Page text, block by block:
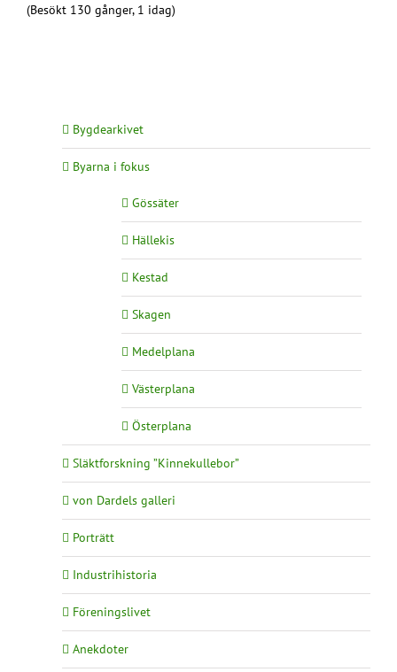
(Besökt 130 gånger, 1 idag)
Bygdearkivet
Byarna i fokus
Gössäter
Hällekis
Kestad
Skagen
Medelplana
Västerplana
Österplana
Släktforskning ”Kinnekullebor”
von Dardels galleri
Porträtt
Industrihistoria
Föreningslivet
Anekdoter